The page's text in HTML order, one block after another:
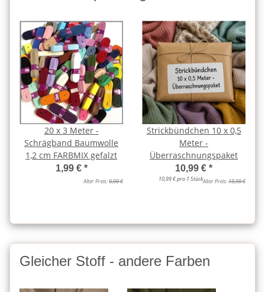
20 x 3 Meter -
Schrägband Baumwolle
1,2 cm FARBMIX gefalzt
1,99 € *
Alter Preis:9,99 €
Strickbündchen 10 x 0,5
Meter -
Überraschnungspaket
10,99 € *
10,99 € pro 1 StückAlter Preis:19,99 €
Gleicher Stoff - andere Farben